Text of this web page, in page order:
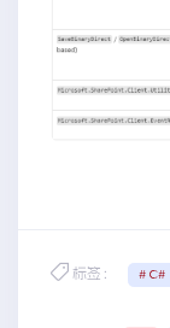
标签： # C#